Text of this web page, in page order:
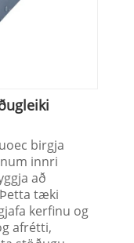
birgja
innri
að
tæki
kerfinu og
afrétti,